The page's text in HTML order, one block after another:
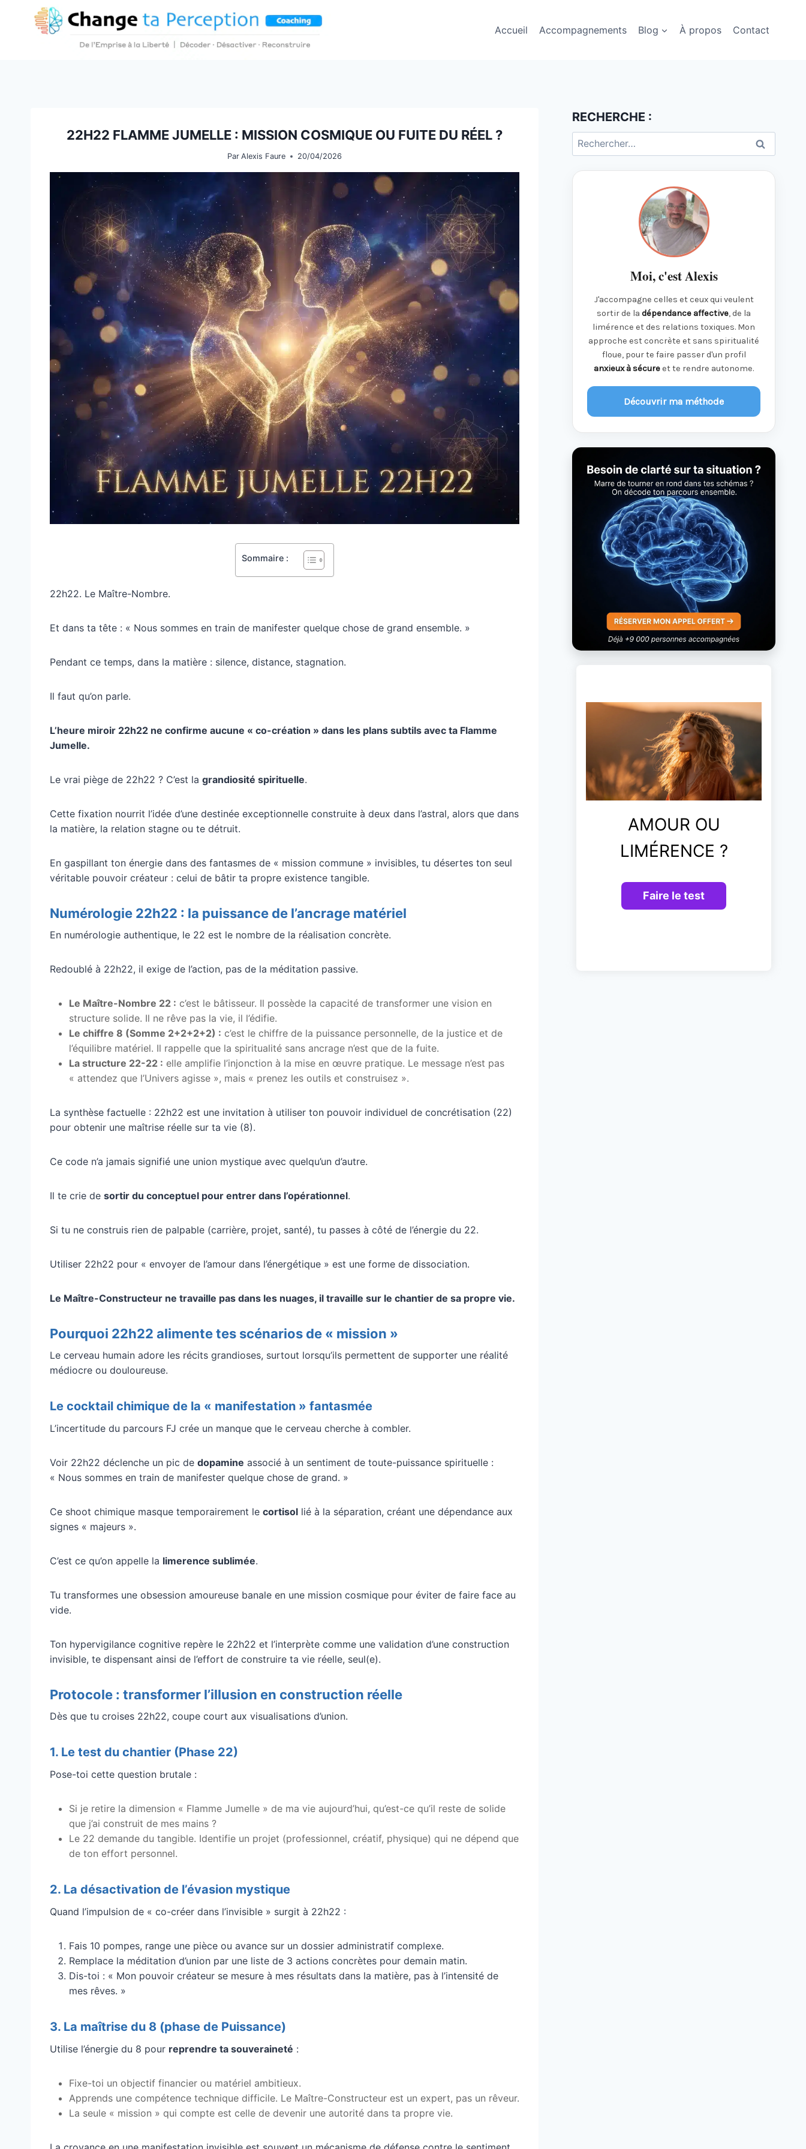
Accueil Accompagnements Blog À propos Contact
22H22 FLAMME JUMELLE : MISSION COSMIQUE OU FUITE DU RÉEL ?
Par Alexis Faure 20/04/2026
Sommaire :
22h22. Le Maître-Nombre.
Et dans ta tête : « Nous sommes en train de manifester quelque chose de grand ensemble. »
Pendant ce temps, dans la matière : silence, distance, stagnation.
Il faut qu’on parle.
L’heure miroir 22h22 ne confirme aucune « co-création » dans les plans subtils avec ta Flamme
Jumelle.
Le vrai piège de 22h22 ? C’est la grandiosité spirituelle.
Cette fixation nourrit l’idée d’une destinée exceptionnelle construite à deux dans l’astral, alors que dans
la matière, la relation stagne ou te détruit.
En gaspillant ton énergie dans des fantasmes de « mission commune » invisibles, tu désertes ton seul
véritable pouvoir créateur : celui de bâtir ta propre existence tangible.
Numérologie 22h22 : la puissance de l’ancrage matériel
En numérologie authentique, le 22 est le nombre de la réalisation concrète.
Redoublé à 22h22, il exige de l’action, pas de la méditation passive.
Le Maître-Nombre 22 : c’est le bâtisseur. Il possède la capacité de transformer une vision en
structure solide. Il ne rêve pas la vie, il l’édifie.
Le chiffre 8 (Somme 2+2+2+2) : c’est le chiffre de la puissance personnelle, de la justice et de
l’équilibre matériel. Il rappelle que la spiritualité sans ancrage n’est que de la fuite.
La structure 22-22 : elle amplifie l’injonction à la mise en œuvre pratique. Le message n’est pas
« attendez que l’Univers agisse », mais « prenez les outils et construisez ».
La synthèse factuelle : 22h22 est une invitation à utiliser ton pouvoir individuel de concrétisation (22)
pour obtenir une maîtrise réelle sur ta vie (8).
Ce code n’a jamais signifié une union mystique avec quelqu’un d’autre.
Il te crie de sortir du conceptuel pour entrer dans l’opérationnel.
Si tu ne construis rien de palpable (carrière, projet, santé), tu passes à côté de l’énergie du 22.
Utiliser 22h22 pour « envoyer de l’amour dans l’énergétique » est une forme de dissociation.
Le Maître-Constructeur ne travaille pas dans les nuages, il travaille sur le chantier de sa propre vie.
Pourquoi 22h22 alimente tes scénarios de « mission »
Le cerveau humain adore les récits grandioses, surtout lorsqu’ils permettent de supporter une réalité
médiocre ou douloureuse.
Le cocktail chimique de la « manifestation » fantasmée
L’incertitude du parcours FJ crée un manque que le cerveau cherche à combler.
Voir 22h22 déclenche un pic de dopamine associé à un sentiment de toute-puissance spirituelle :
« Nous sommes en train de manifester quelque chose de grand. »
Ce shoot chimique masque temporairement le cortisol lié à la séparation, créant une dépendance aux
signes « majeurs ».
C’est ce qu’on appelle la limerence sublimée.
Tu transformes une obsession amoureuse banale en une mission cosmique pour éviter de faire face au
vide.
Ton hypervigilance cognitive repère le 22h22 et l’interprète comme une validation d’une construction
invisible, te dispensant ainsi de l’effort de construire ta vie réelle, seul(e).
Protocole : transformer l’illusion en construction réelle
Dès que tu croises 22h22, coupe court aux visualisations d’union.
1. Le test du chantier (Phase 22)
Pose-toi cette question brutale :
Si je retire la dimension « Flamme Jumelle » de ma vie aujourd’hui, qu’est-ce qu’il reste de solide
que j’ai construit de mes mains ?
Le 22 demande du tangible. Identifie un projet (professionnel, créatif, physique) qui ne dépend que
de ton effort personnel.
2. La désactivation de l’évasion mystique
Quand l’impulsion de « co-créer dans l’invisible » surgit à 22h22 :
Fais 10 pompes, range une pièce ou avance sur un dossier administratif complexe.
Remplace la méditation d’union par une liste de 3 actions concrètes pour demain matin.
Dis-toi : « Mon pouvoir créateur se mesure à mes résultats dans la matière, pas à l’intensité de
mes rêves. »
3. La maîtrise du 8 (phase de Puissance)
Utilise l’énergie du 8 pour reprendre ta souveraineté :
Fixe-toi un objectif financier ou matériel ambitieux.
Apprends une compétence technique difficile. Le Maître-Constructeur est un expert, pas un rêveur.
La seule « mission » qui compte est celle de devenir une autorité dans ta propre vie.
RECHERCHE :
Rechercher :
Moi, c'est Alexis
J'accompagne celles et ceux qui veulent
sortir de ladépendance affective, de la
limérence et des relations toxiques. Mon
approche est concrète et sans spiritualité
floue, pour te faire passer d'un profil
anxieux à sécureet te rendre autonome.
Découvrir ma méthode
AMOUR OU
LIMÉRENCE ?